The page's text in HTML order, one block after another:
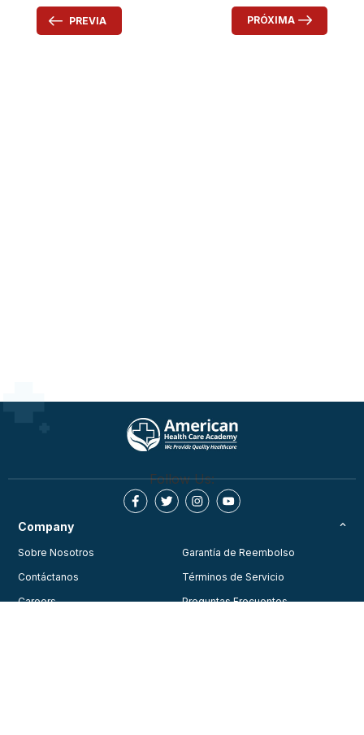
PRÓXIMA
PREVIA
Follow Us:
Company
Sobre Nosotros
Contáctanos
Careers
Garantía de Reembolso
Términos de Servicio
Preguntas Frecuentes